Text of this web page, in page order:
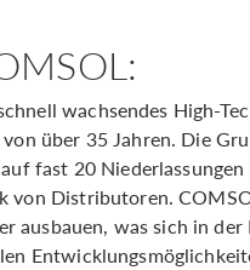
wachsendes High-
über 35 Jahren. Die
fast 20
von Distributoren.
ausbauen, was sich in